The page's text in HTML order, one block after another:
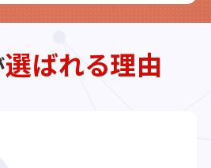
選ばれる理由